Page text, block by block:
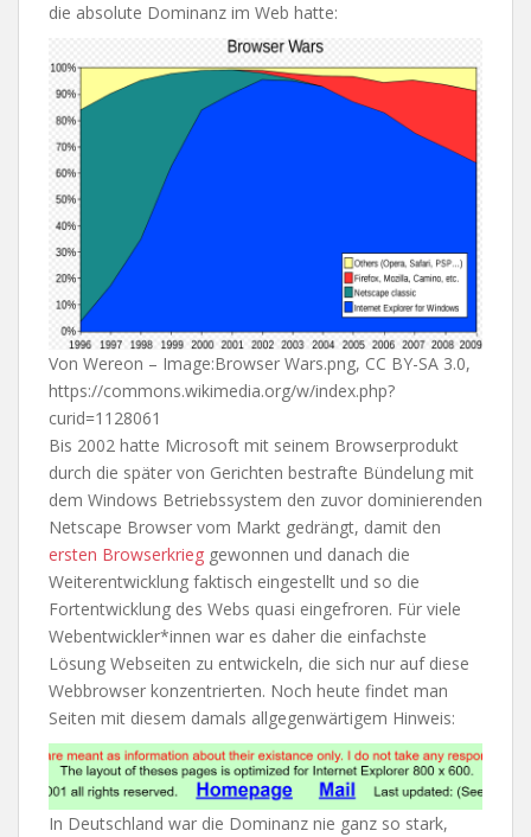
die absolute Dominanz im Web hatte:
Von Wereon – Image:Browser Wars.png, CC BY-SA 3.0,
https://commons.wikimedia.org/w/index.php?
curid=1128061
Bis 2002 hatte Microsoft mit seinem Browserprodukt
durch die später von Gerichten bestrafte Bündelung mit
dem Windows Betriebssystem den zuvor dominierenden
Netscape Browser vom Markt gedrängt, damit den
ersten Browserkrieg gewonnen und danach die
Weiterentwicklung faktisch eingestellt und so die
Fortentwicklung des Webs quasi eingefroren. Für viele
Webentwickler*innen war es daher die einfachste
Lösung Webseiten zu entwickeln, die sich nur auf diese
Webbrowser konzentrierten. Noch heute findet man
Seiten mit diesem damals allgegenwärtigem Hinweis:
In Deutschland war die Dominanz nie ganz so stark,